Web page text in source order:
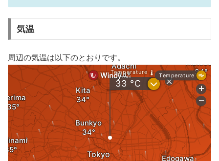
気温
周辺の気温は以下のとおりです。